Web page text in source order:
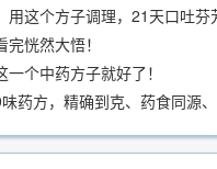
这个方子调理，21天口吐芬
恍然大悟！
个中药方子就好了！